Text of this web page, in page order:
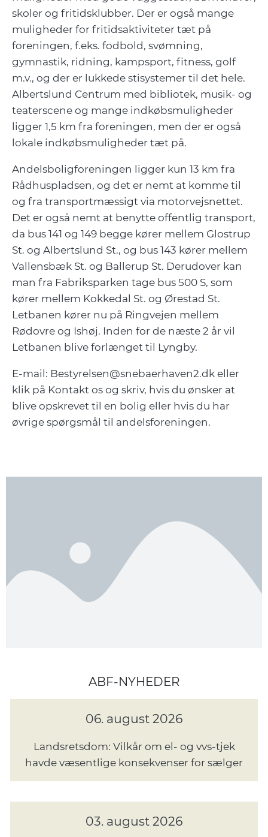
skoler og fritidsklubber. Der er også mange
muligheder for fritidsaktiviteter tæt på
foreningen, f.eks. fodbold, svømning,
gymnastik, ridning, kampsport, fitness, golf
m.v., og der er lukkede stisystemer til det hele.
Albertslund Centrum med bibliotek, musik- og
teaterscene og mange indkøbsmuligheder
ligger 1,5 km fra foreningen, men der er også
lokale indkøbsmuligheder tæt på.
Andelsboligforeningen ligger kun 13 km fra
Rådhuspladsen, og det er nemt at komme til
og fra transportmæssigt via motorvejsnettet.
Det er også nemt at benytte offentlig transport,
da bus 141 og 149 begge kører mellem Glostrup
St. og Albertslund St., og bus 143 kører mellem
Vallensbæk St. og Ballerup St. Derudover kan
man fra Fabriksparken tage bus 500 S, som
kører mellem Kokkedal St. og Ørestad St.
Letbanen kører nu på Ringvejen mellem
Rødovre og Ishøj. Inden for de næste 2 år vil
Letbanen blive forlænget til Lyngby.
E-mail: Bestyrelsen@snebaerhaven2.dk eller
klik på Kontakt os og skriv, hvis du ønsker at
blive opskrevet til en bolig eller hvis du har
øvrige spørgsmål til andelsforeningen.
ABF-NYHEDER
06. august 2026
Landsretsdom: Vilkår om el- og vvs-tjek
havde væsentlige konsekvenser for sælger
03. august 2026